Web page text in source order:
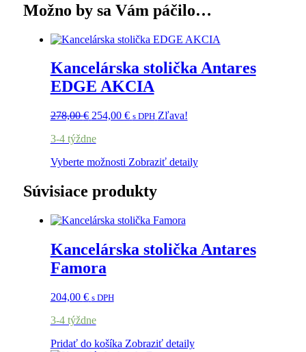
Možno by sa Vám páčilo…
Kancelárska stolička Antares
EDGE AKCIA
278,00€ 254,00 € s DPH Zľava!
3-4 týždne
Vyberte možnosti Zobraziť detaily
Súvisiace produkty
Kancelárska stolička Antares
Famora
204,00 € s DPH
3-4 týždne
Pridať do košíka Zobraziť detaily